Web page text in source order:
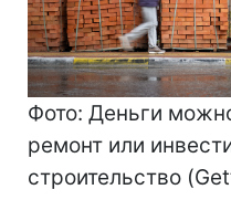
Фото: Деньги
ремонт или
строительство